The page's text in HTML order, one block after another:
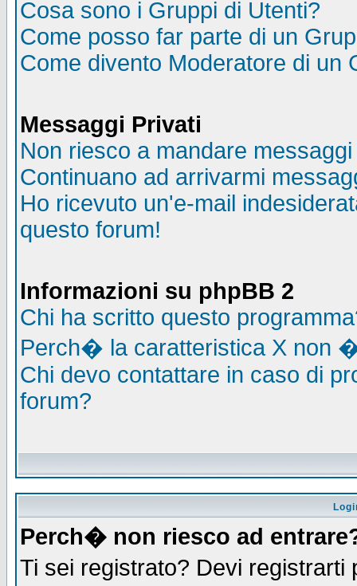
Cosa sono i Gruppi di Utenti?
Come posso far parte di un
Come divento Moderatore di un
Messaggi Privati
Non riesco a mandare
Continuano ad arrivarmi
Ho ricevuto un'e-mail
questo forum!
Informazioni su phpBB 2
Chi ha scritto questo
Perch� la caratteristica X non
Chi devo contattare in caso di
forum?
Perch� non riesco ad
Ti sei registrato? Devi registrarti